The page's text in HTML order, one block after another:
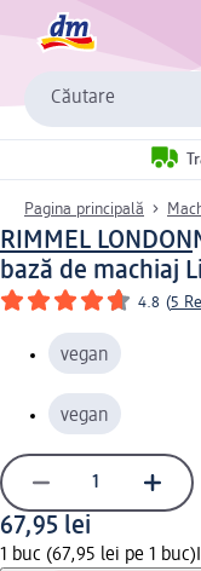
Căutare
Pagina principală
RIMMEL LONDON
bază de machiaj
4.8 (5
vegan
vegan
67,95 lei
1 buc (67,95 lei pe 1 buc)